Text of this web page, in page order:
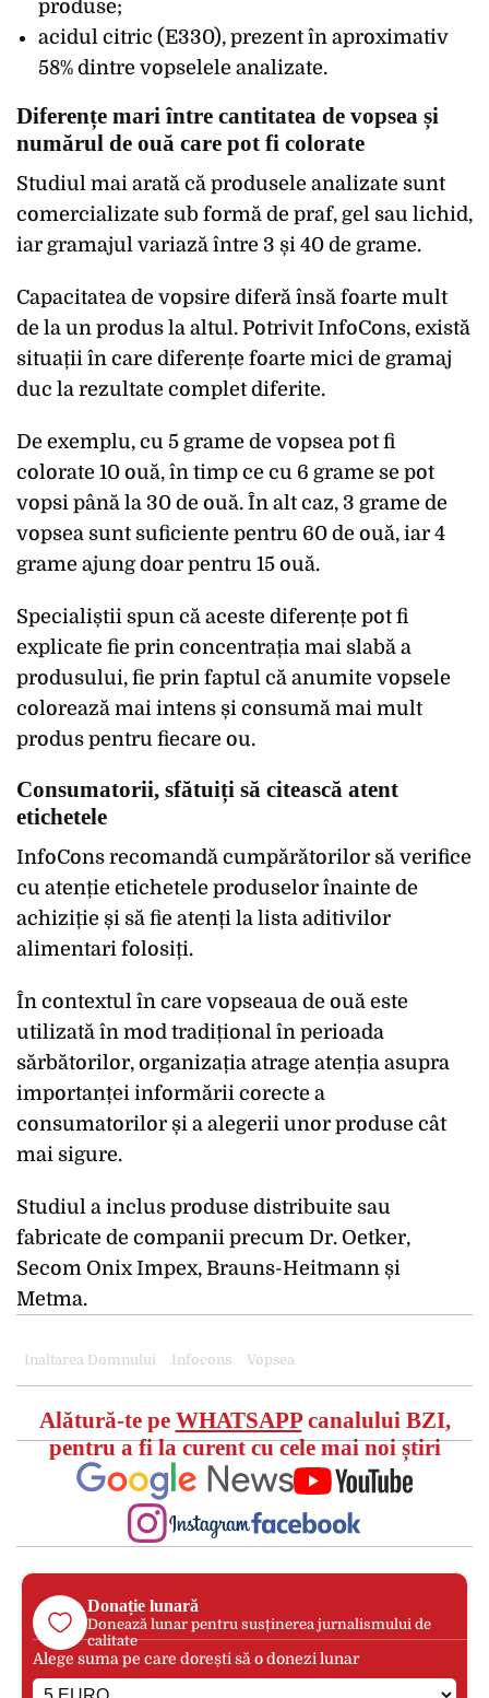
produse;
acidul citric (E330), prezent în aproximativ
58% dintre vopselele analizate.
Diferențe mari între cantitatea de vopsea și
numărul de ouă care pot fi colorate
Studiul mai arată că produsele analizate sunt
comercializate sub formă de praf, gel sau lichid,
iar gramajul variază între 3 și 40 de grame.
Capacitatea de vopsire diferă însă foarte mult
de la un produs la altul. Potrivit InfoCons, există
situații în care diferențe foarte mici de gramaj
duc la rezultate complet diferite.
De exemplu, cu 5 grame de vopsea pot fi
colorate 10 ouă, în timp ce cu 6 grame se pot
vopsi până la 30 de ouă. În alt caz, 3 grame de
vopsea sunt suficiente pentru 60 de ouă, iar 4
grame ajung doar pentru 15 ouă.
Specialiștii spun că aceste diferențe pot fi
explicate fie prin concentrația mai slabă a
produsului, fie prin faptul că anumite vopsele
colorează mai intens și consumă mai mult
produs pentru fiecare ou.
Consumatorii, sfătuiți să citească atent
etichetele
InfoCons recomandă cumpărătorilor să verifice
cu atenție etichetele produselor înainte de
achiziție și să fie atenți la lista aditivilor
alimentari folosiți.
În contextul în care vopseaua de ouă este
utilizată în mod tradițional în perioada
sărbătorilor, organizația atrage atenția asupra
importanței informării corecte a
consumatorilor și a alegerii unor produse cât
mai sigure.
Studiul a inclus produse distribuite sau
fabricate de companii precum Dr. Oetker,
Secom Onix Impex, Brauns-Heitmann și
Metma.
Inaltarea Domnului Infocons Vopsea
Alătură-te pe WHATSAPPcanalului BZI,
pentru a fi la curent cu cele mai noi știri
Donație lunară
Donează lunar pentru susținerea jurnalismului de
calitate
Alege suma pe care dorești să o donezi lunar